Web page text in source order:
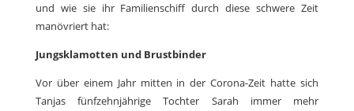
und wie sie ihr Familienschiff durch diese schwere Zeit
manövriert hat:
Jungsklamotten und Brustbinder
Vor über einem Jahr mitten in der Corona-Zeit hatte sich
Tanjas fünfzehnjährige Tochter Sarah immer mehr